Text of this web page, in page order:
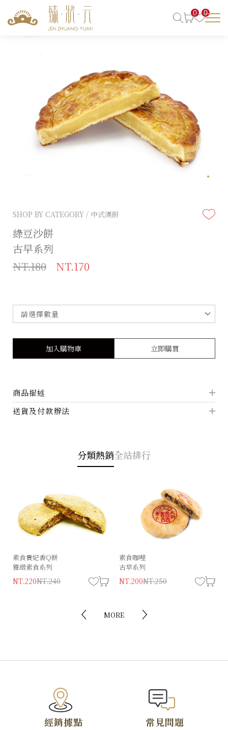
0 0
SHOP BY CATEGORY / 中式漢餅
綠豆沙餅
古早系列
NT.180
NT.170
加入購物車 立即購買
商品描述
送貨及付款辦法
分類熱銷全站排行
素食貴妃香Q餅
雅緻素食系列
NT.220NT.240
素食咖哩
古早系列
NT.200NT.250
經典狀元（葷）
NT.230NT.280
精饌狀元餅
古早味系列
NT.180NT.220
MORE
經銷據點 常見問題